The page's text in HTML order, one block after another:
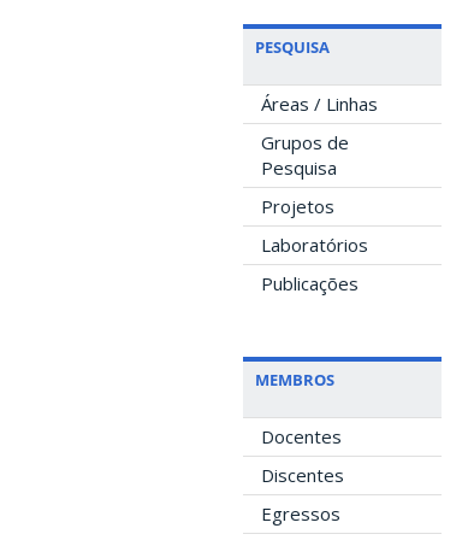
PESQUISA
Áreas / Linhas
Grupos de
Pesquisa
Projetos
Laboratórios
Publicações
MEMBROS
Docentes
Discentes
Egressos